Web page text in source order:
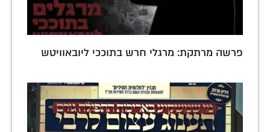
פרשה מרתקת: מרגלי חרש בתוככי ליובאוויטש